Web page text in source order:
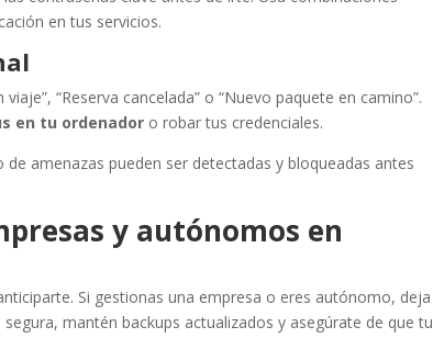
en tus servicios.
“Reserva cancelada” o “Nuevo paquete en camino”.
en tu ordenador o robar tus credenciales.
de amenazas pueden ser detectadas y bloqueadas antes
y autónomos en
Si gestionas una empresa o eres autónomo, deja
mantén backups actualizados y asegúrate de que tu